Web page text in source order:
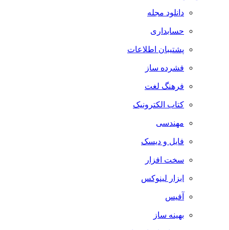
دانلود مجله
حسابداری
پشتیبان اطلاعات
فشرده ساز
فرهنگ لغت
کتاب الکترونیک
مهندسی
فایل و دیسک
سخت افزار
ابزار لینوکس
آفیس
بهینه ساز